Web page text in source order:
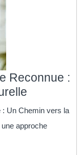
Reconnue :
en
: Un Chemin vers la
approche